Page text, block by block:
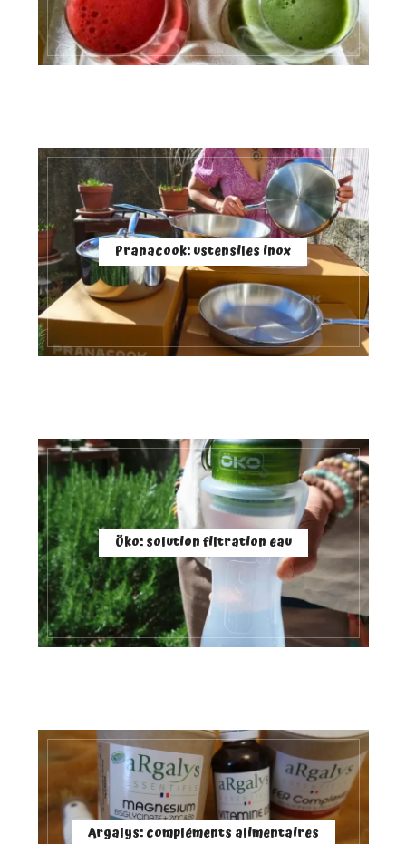
Pranacook: ustensiles inox
Öko: solution filtration eau
Argalys: compléments alimentaires